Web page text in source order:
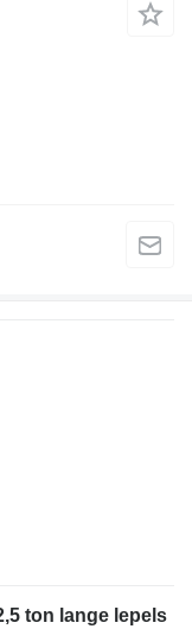
ton lange lepels